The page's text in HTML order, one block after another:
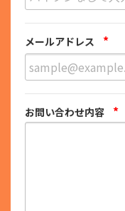
メールアドレス *
お問い合わせ内容 *